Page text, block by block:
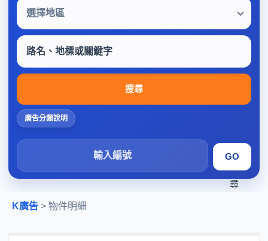
選擇地區
搜尋
廣告分類說明
搜
尋
K廣告 > 物件明細